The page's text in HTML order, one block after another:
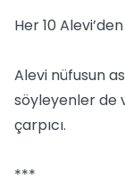
Her 10
Alevi nüfusun
söyleyenler de
çarpıcı.
***